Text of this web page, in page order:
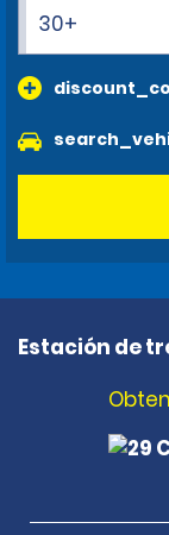
30+
Estación de